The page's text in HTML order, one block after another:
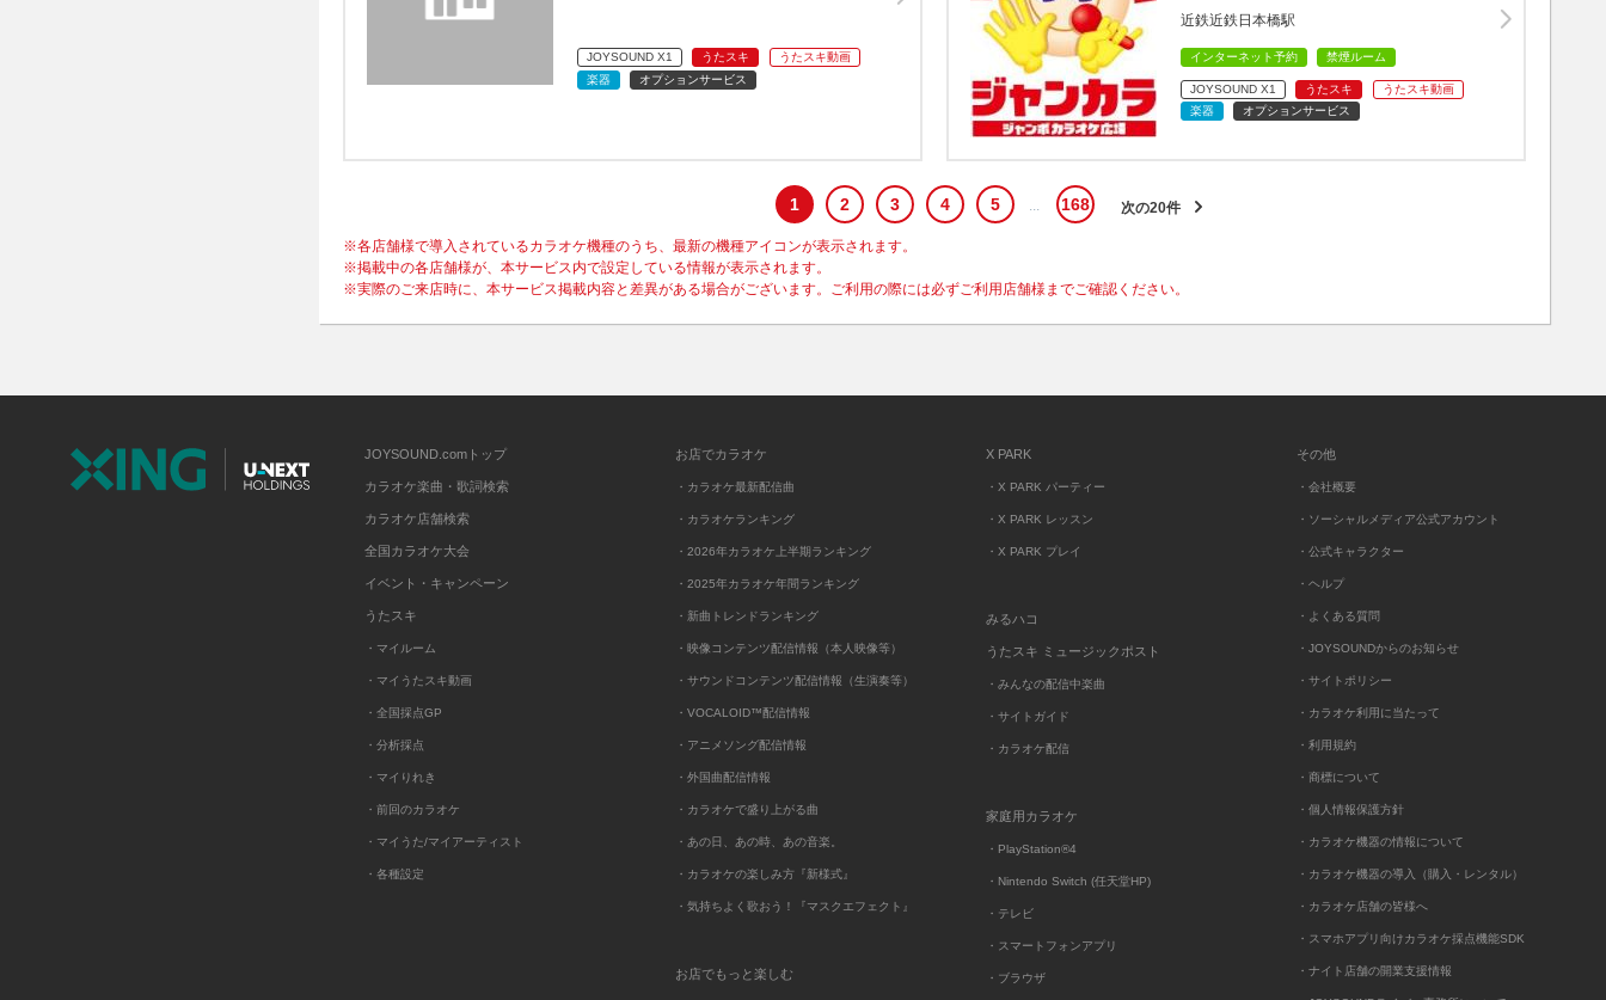
JOYSOUND X1 うたスキ
うたスキ動画
楽器
オプションサービス
近鉄近鉄日本橋駅
インターネット予約 禁煙ルーム
JOYSOUND X1 うたスキ
うたスキ動画
楽器
オプションサービス
1 2 3 4 5 168 次の20件
※各店舗様で導入されているカラオケ機種のうち、最新の機種アイコンが表示されます。
※掲載中の各店舗様が、本サービス内で設定している情報が表示されます。
※実際のご来店時に、本サービス掲載内容と差異がある場合がございます。ご利用の際には必ずご利用店舗様までご確認ください。
JOYSOUND.comトップ
カラオケ楽曲・歌詞検索
カラオケ店舗検索
全国カラオケ大会
イベント・キャンペーン
うたスキ
・マイルーム
・マイうたスキ動画
・全国採点GP
・分析採点
・マイりれき
・前回のカラオケ
・マイうた/マイアーティスト
・各種設定
お店でカラオケ
・カラオケ最新配信曲
・カラオケランキング
・2026年カラオケ上半期ランキング
・2025年カラオケ年間ランキング
・新曲トレンドランキング
・映像コンテンツ配信情報（本人映像等）
・サウンドコンテンツ配信情報（生演奏等）
・VOCALOID™配信情報
・アニメソング配信情報
・外国曲配信情報
・カラオケで盛り上がる曲
・あの日、あの時、あの音楽。
・カラオケの楽しみ方『新様式』
・気持ちよく歌おう！『マスクエフェクト』
お店でもっと楽しむ
X PARK
・X PARK パーティー
・X PARK レッスン
・X PARK プレイ
みるハコ
うたスキ ミュージックポスト
・みんなの配信中楽曲
・サイトガイド
・カラオケ配信
家庭用カラオケ
・PlayStation®4
・Nintendo Switch (任天堂HP)
・テレビ
・スマートフォンアプリ
・ブラウザ
その他
・会社概要
・ソーシャルメディア公式アカウント
・公式キャラクター
・ヘルプ
・よくある質問
・JOYSOUNDからのお知らせ
・サイトポリシー
・カラオケ利用に当たって
・利用規約
・商標について
・個人情報保護方針
・カラオケ機器の情報について
・カラオケ機器の導入（購入・レンタル）
・カラオケ店舗の皆様へ
・スマホアプリ向けカラオケ採点機能SDK
・ナイト店舗の開業支援情報